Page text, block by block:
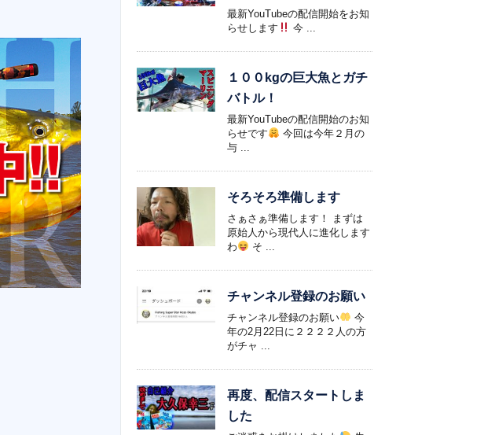
最新YouTubeの配信開始をお知
らせします
今 ...
１００kgの巨大魚とガチ
バトル！
最新YouTubeの配信開始のお知
らせです
今回は今年２月の
与 ...
そろそろ準備します
さぁさぁ準備します！ まずは
原始人から現代人に進化します
わ
そ ...
チャンネル登録のお願い
チャンネル登録のお願い
今
年の2月22日に２２２２人の方
がチャ ...
再度、配信スタートしま
した